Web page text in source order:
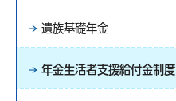
遺族基礎年金
年金生活者支援給付金制度